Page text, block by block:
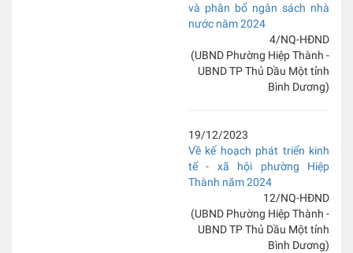
và phân bổ ngân sách nhà
nước năm 2024
4/NQ-HĐND
(UBND Phường Hiệp Thành -
UBND TP Thủ Dầu Một tỉnh
Bình Dương)
19/12/2023
Về kế hoạch phát triển kinh
tế - xã hội phường Hiệp
Thành năm 2024
12/NQ-HĐND
(UBND Phường Hiệp Thành -
UBND TP Thủ Dầu Một tỉnh
Bình Dương)